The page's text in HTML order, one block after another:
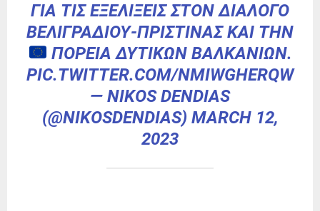
ΓΙΑ ΤΙΣ ΕΞΕΛΊΞΕΙΣ ΣΤΟΝ ΔΙΆΛΟΓΟ
ΒΕΛΙΓΡΑΔΊΟΥ-ΠΡΊΣΤΙΝΑΣ ΚΑΙ ΤΗΝ
ΠΟΡΕΊΑ ΔΥΤΙΚΏΝ ΒΑΛΚΑΝΊΩΝ.
PIC.TWITTER.COM/NMIWGHERQW
— NIKOS DENDIAS
(@NIKOSDENDIAS) MARCH 12,
2023